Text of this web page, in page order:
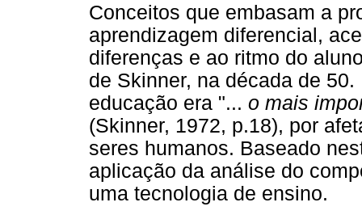
Conceitos que embasam a
aprendizagem diferencial,
diferenças e ao ritmo do
de Skinner, na década de
educação era "... o mais
(Skinner, 1972, p.18), por
seres humanos. Baseado
aplicação da análise do
uma tecnologia de ensino.